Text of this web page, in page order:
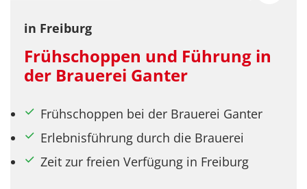
in Freiburg
Frühschoppen und Führung in
der Brauerei Ganter
Frühschoppen bei der Brauerei Ganter
Erlebnisführung durch die Brauerei
Zeit zur freien Verfügung in Freiburg